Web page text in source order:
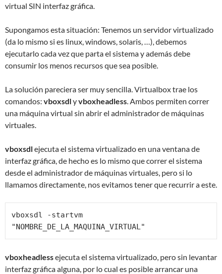
virtual SIN interfaz gráfica.
Supongamos esta situación: Tenemos un servidor virtualizado
(da lo mismo si es linux, windows, solaris, …), debemos
ejecutarlo cada vez que parta el sistema y además debe
consumir los menos recursos que sea posible.
La solución pareciera ser muy sencilla. Virtualbox trae los
comandos: vboxsdlyvboxheadless. Ambos permiten correr
una máquina virtual sin abrir el administrador de máquinas
virtuales.
vboxsdlejecuta el sistema virtualizado en una ventana de
interfaz gráfica, de hecho es lo mismo que correr el sistema
desde el administrador de máquinas virtuales, pero si lo
llamamos directamente, nos evitamos tener que recurrir a este.
vboxsdl -startvm
"NOMBRE_DE_LA_MAQUINA_VIRTUAL"
vboxheadlessejecuta el sistema virtualizado, pero sin levantar
interfaz gráfica alguna, por lo cual es posible arrancar una